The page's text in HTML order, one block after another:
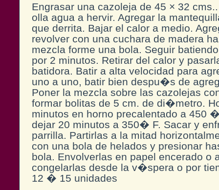
Engrasar una cazoleja de 45 × 32
olla agua a hervir. Agregar la
que derrita. Bajar el calor a medio.
revolver con una cuchara de madera
mezcla forme una bola. Seguir
por 2 minutos. Retirar del calor y
batidora. Batir a alta velocidad para
uno a uno, batir bien despu�s de
Poner la mezcla sobre las cazolejas
formar bolitas de 5 cm. de di�metro.
minutos en horno precalentado a 450
dejar 20 minutos a 350� F. Sacar y
parrilla. Partirlas a la mitad
con una bola de helados y presionar
bola. Envolverlas en papel encerado o
congelarlas desde la v�spera o por
12 � 15 unidades